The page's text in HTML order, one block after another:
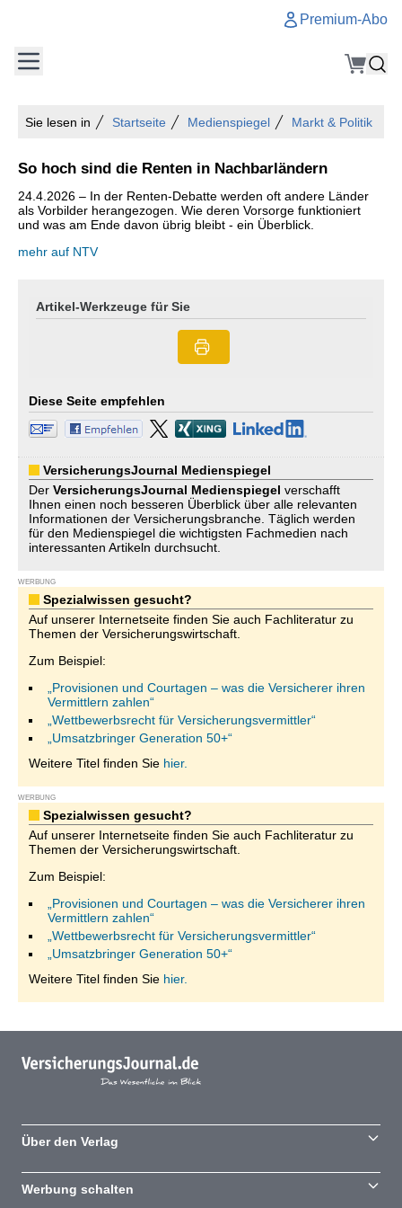
Premium-Abo
Sie lesen in Startseite Medienspiegel Markt & Politik
So hoch sind die Renten in Nachbarländern
24.4.2026 – In der Renten-Debatte werden oft andere Länder
als Vorbilder herangezogen. Wie deren Vorsorge funktioniert
und was am Ende davon übrig bleibt - ein Überblick.
mehr auf NTV
Artikel-Werkzeuge für Sie
Diese Seite empfehlen
VersicherungsJournal Medienspiegel
Der VersicherungsJournal Medienspiegel verschafft
Ihnen einen noch besseren Überblick über alle relevanten
Informationen der Versicherungsbranche. Täglich werden
für den Medienspiegel die wichtigsten Fachmedien nach
interessanten Artikeln durchsucht.
WERBUNG
Spezialwissen gesucht?
Auf unserer Internetseite finden Sie auch Fachliteratur zu
Themen der Versicherungswirtschaft.
Zum Beispiel:
„Provisionen und Courtagen – was die Versicherer ihren
Vermittlern zahlen“
„Wettbewerbsrecht für Versicherungsvermittler“
„Umsatzbringer Generation 50+“
Weitere Titel finden Sie hier.
WERBUNG
Spezialwissen gesucht?
Auf unserer Internetseite finden Sie auch Fachliteratur zu
Themen der Versicherungswirtschaft.
Zum Beispiel:
„Provisionen und Courtagen – was die Versicherer ihren
Vermittlern zahlen“
„Wettbewerbsrecht für Versicherungsvermittler“
„Umsatzbringer Generation 50+“
Weitere Titel finden Sie hier.
Über den Verlag
Werbung schalten